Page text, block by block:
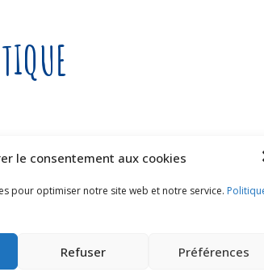
le consentement aux cookies
pour optimiser notre site web et notre service.
Refuser Préférences